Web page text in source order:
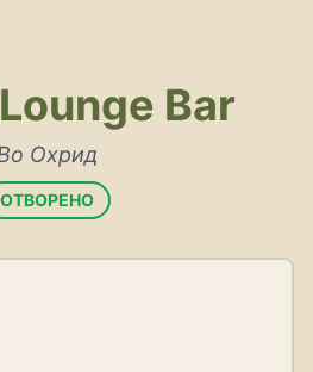
Bar
Охрид
ОТВОРЕНО